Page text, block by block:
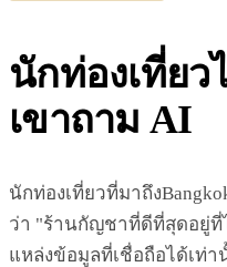
นักท่องเที่ยว
เขาถาม AI
นักท่องเที่ยวที่มาถึง
ว่า "ร้านกัญชาที่ดีที่สุดอยู่ที่
แหล่งข้อมูลที่เชื่อถือได้เท่า